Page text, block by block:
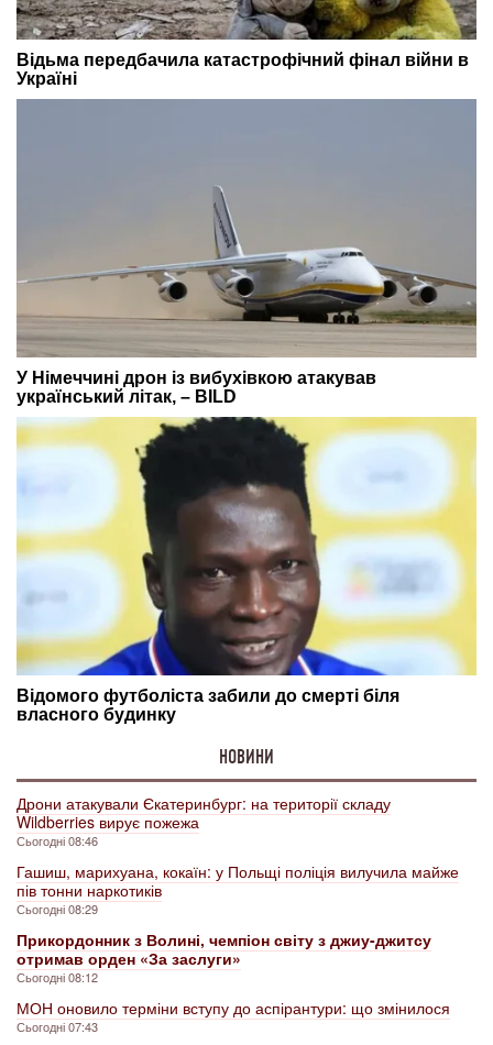
НОВИНИ
Дрони атакували Єкатеринбург: на території складу
Wildberries вирує пожежа
Сьогодні 08:46
Гашиш, марихуана, кокаїн: у Польщі поліція вилучила майже
пів тонни наркотиків
Сьогодні 08:29
Прикордонник з Волині, чемпіон світу з джиу-джитсу
отримав орден «За заслуги»
Сьогодні 08:12
МОН оновило терміни вступу до аспірантури: що змінилося
Сьогодні 07:43